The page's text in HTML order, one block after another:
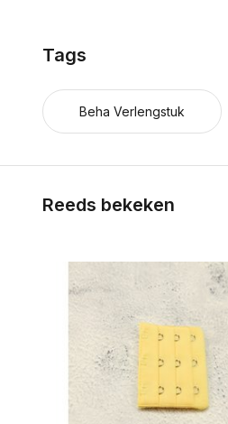
Tags
Beha Verlengstuk
Reeds bekeken